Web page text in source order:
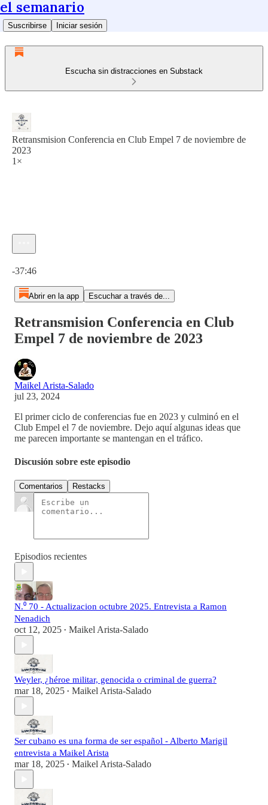
el semanario
Suscribirse Iniciar sesión
Escucha sin distracciones en Substack
Retransmision Conferencia en Club Empel 7 de noviembre de
2023
1×
-37:46
Abrir en la app Escuchar a través de...
Retransmision Conferencia en Club
Empel 7 de noviembre de 2023
Maikel Arista-Salado
jul 23, 2024
El primer ciclo de conferencias fue en 2023 y culminó en el
Club Empel el 7 de noviembre. Dejo aquí algunas ideas que
me parecen importante se mantengan en el tráfico.
Discusión sobre este episodio
Comentarios Restacks
Episodios recientes
N.⁰ 70 - Actualizacion octubre 2025. Entrevista a Ramon
Nenadich
oct 12, 2025 • Maikel Arista-Salado
Weyler, ¿héroe militar, genocida o criminal de guerra?
mar 18, 2025 • Maikel Arista-Salado
Ser cubano es una forma de ser español - Alberto Marigil
entrevista a Maikel Arista
mar 18, 2025 • Maikel Arista-Salado